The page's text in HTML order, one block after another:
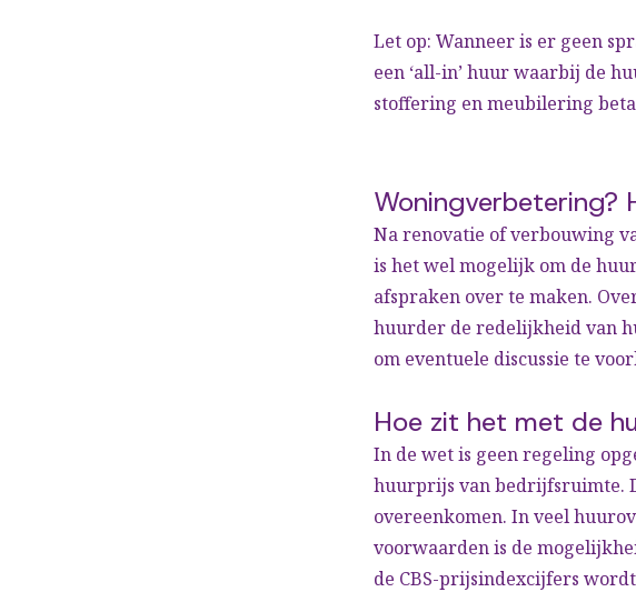
Let op: Wanneer is er geen
een ‘all-in’ huur waarbij de
stoffering en meubilering
Woningverbetering?
Na renovatie of verbouwing
is het wel mogelijk om de
afspraken over te maken.
huurder de redelijkheid van
om eventuele discussie te
Hoe zit het met de
In de wet is geen regeling
huurprijs van bedrijfsruimte.
overeenkomen. In veel
voorwaarden is de
de CBS-prijsindexcijfers